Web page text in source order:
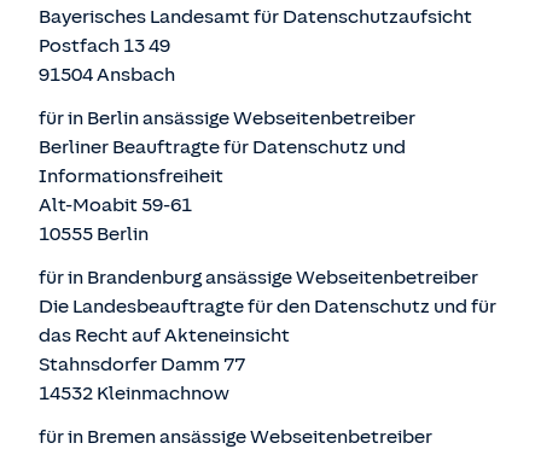
Bayerisches Landesamt für Datenschutzaufsicht
Postfach 13 49
91504 Ansbach
für in Berlin ansässige Webseitenbetreiber
Berliner Beauftragte für Datenschutz und
Informationsfreiheit
Alt-Moabit 59-61
10555 Berlin
für in Brandenburg ansässige Webseitenbetreiber
Die Landesbeauftragte für den Datenschutz und für
das Recht auf Akteneinsicht
Stahnsdorfer Damm 77
14532 Kleinmachnow
für in Bremen ansässige Webseitenbetreiber